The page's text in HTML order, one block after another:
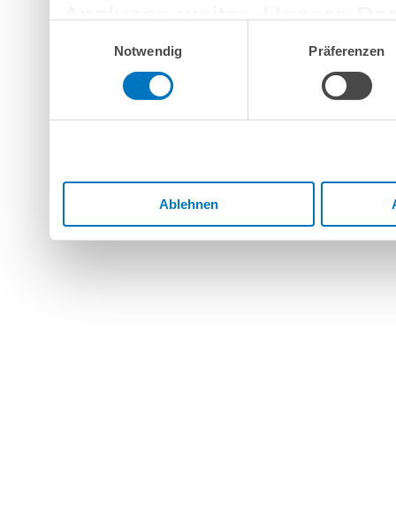
Analysen weiter. Unsere
möglicherweise mit
bereitgestellt haben oder
Dienste gesammelt haben.
Notwendig
Präferenzen
Ablehnen